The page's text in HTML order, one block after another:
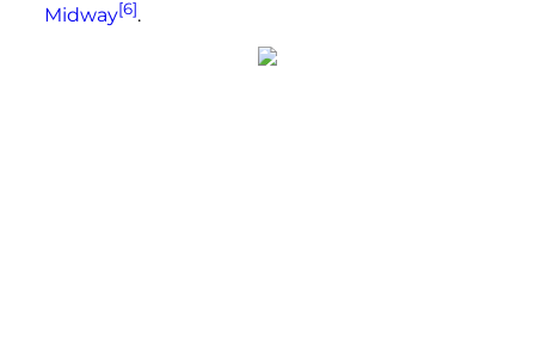
Midway[6].